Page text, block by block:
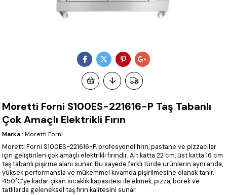
Moretti Forni S100ES-221616-P Taş Tabanlı
Çok Amaçlı Elektrikli Fırın
Marka : Moretti Forni
Moretti Forni S100ES-221616-P, profesyonel fırın, pastane ve pizzacılar
için geliştirilen çok amaçlı elektrikli fırındır. Alt katta 22 cm, üst katta 16 cm
taş tabanlı pişirme alanı sunar. Bu sayede farklı türde ürünlerin aynı anda,
yüksek performansla ve mükemmel kıvamda pişirilmesine olanak tanır.
450°C’ye kadar çıkan sıcaklık kapasitesi ile ekmek, pizza, börek ve
tatlılarda geleneksel taş fırın kalitesini sunar.